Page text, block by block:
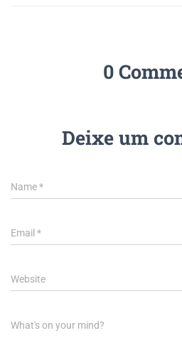
0
Deixe um
Name*
Email *
Website
What's on your mind?